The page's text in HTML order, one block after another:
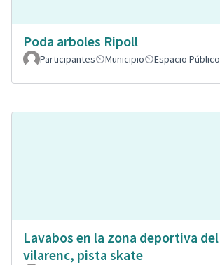
Poda arboles Ripoll
Participantes
Municipio Espacio Público
Lavabos en la zona deportiva del
vilarenc, pista skate